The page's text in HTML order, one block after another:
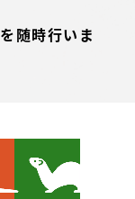
を随時行いま